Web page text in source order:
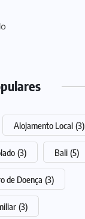
Alojamento Local (3)
(3) Bali (5)
de Doença (3)
(3)